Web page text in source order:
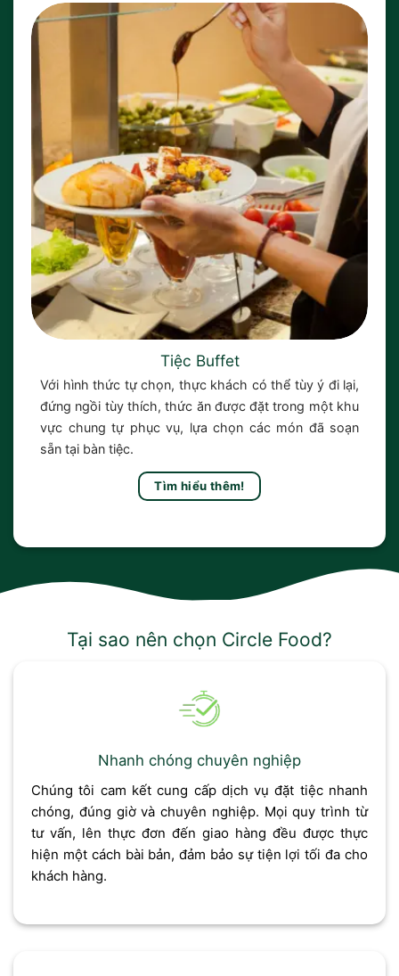
Tiệc Buffet
Với hình thức tự chọn, thực khách có thể tùy ý đi lại,
đứng ngồi tùy thích, thức ăn được đặt trong một khu
vực chung tự phục vụ, lựa chọn các món đã soạn
sẵn tại bàn tiệc.
Tìm hiểu thêm!
Tại sao nên chọn Circle Food?
Nhanh chóng chuyên nghiệp
Chúng tôi cam kết cung cấp dịch vụ đặt tiệc nhanh
chóng, đúng giờ và chuyên nghiệp. Mọi quy trình từ
tư vấn, lên thực đơn đến giao hàng đều được thực
hiện một cách bài bản, đảm bảo sự tiện lợi tối đa cho
khách hàng.